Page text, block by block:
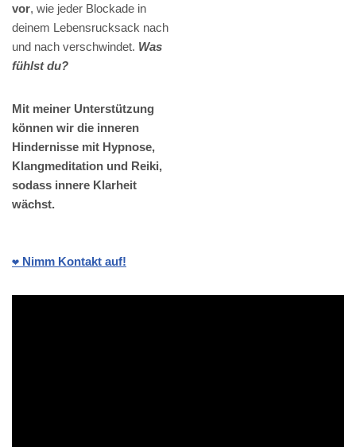
vor, wie jeder Blockade in
deinem Lebensrucksack nach
und nach verschwindet. Was
fühlst du?
Mit meiner Unterstützung
können wir die inneren
Hindernisse mit Hypnose,
Klangmeditation und Reiki,
sodass innere Klarheit
wächst.
❤️ Nimm Kontakt auf!